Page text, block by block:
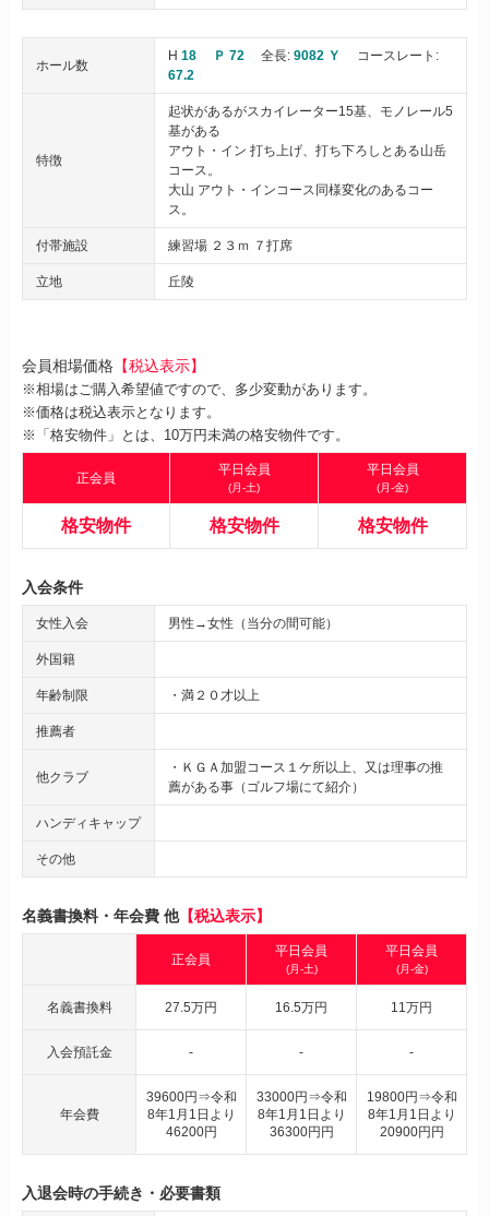
ホール数
H 18 Ｐ 72 全長: 9082 Ｙ
コースレート:
67.2
特徴
起状があるがスカイレーター15基、モノレール5
基がある
アウト・イン 打ち上げ、打ち下ろしとある山岳
コース。
大山 アウト・インコース同様変化のあるコー
ス。
付帯施設 練習場 ２３ｍ ７打席
立地 丘陵
会員相場価格 【税込表示】
※相場はご購入希望値ですので、多少変動があります。
※価格は税込表示となります。
※「格安物件」とは、10万円未満の格安物件です。
正会員
平日会員
(月-土)
平日会員
(月-金)
格安物件 格安物件 格安物件
入会条件
女性入会 男性→女性（当分の間可能）
外国籍
年齢制限 ・満２０才以上
推薦者
他クラブ
・ＫＧＡ加盟コース１ケ所以上、又は理事の推
薦がある事（ゴルフ場にて紹介）
ハンディキャップ
その他
名義書換料・年会費 他【税込表示】
正会員
平日会員
(月-土)
平日会員
(月-金)
名義書換料 27.5万円 16.5万円 11万円
入会預託金 - - -
年会費
39600円⇒令和
8年1月1日より
46200円
33000円⇒令和
8年1月1日より
36300円円
19800円⇒令和
8年1月1日より
20900円円
入退会時の手続き・必要書類